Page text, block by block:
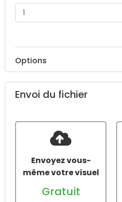
Options
Envoi du fichier
Envoyez vous-
même votre visuel
Gratuit